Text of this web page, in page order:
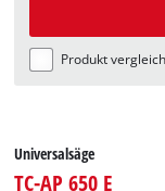
Sägeblatt-Set
Art.-Nr: 49576105
Produkt
Universalsäge
TC-AP 650 E